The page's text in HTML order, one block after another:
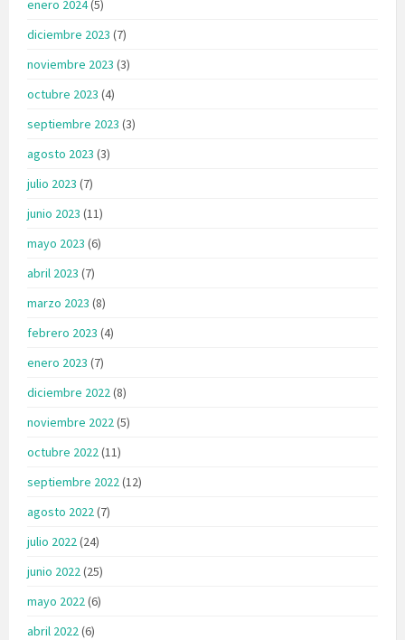
enero 2024(5)
diciembre 2023 (7)
noviembre 2023 (3)
octubre 2023 (4)
septiembre 2023 (3)
agosto 2023 (3)
julio 2023 (7)
junio 2023 (11)
mayo 2023 (6)
abril 2023 (7)
marzo 2023 (8)
febrero 2023 (4)
enero 2023 (7)
diciembre 2022(8)
noviembre 2022(5)
octubre 2022(11)
septiembre 2022(12)
agosto 2022(7)
julio 2022(24)
junio 2022(25)
mayo 2022(6)
abril 2022(6)